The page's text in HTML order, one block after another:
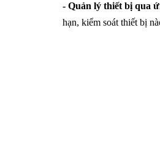
- Quản lý thiết bị qua
hạn, kiểm soát thiết bị